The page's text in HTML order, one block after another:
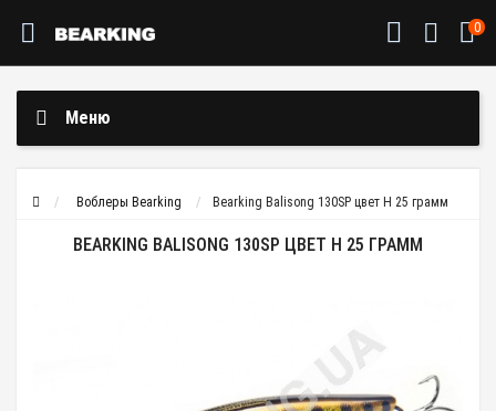
0
Меню
Воблеры Bearking Bearking Balisong 130SP цвет H 25 грамм
BEARKING BALISONG 130SP ЦВЕТ H 25 ГРАММ